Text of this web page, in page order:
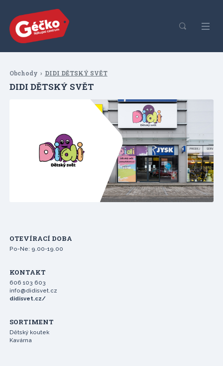
Obchody DIDI DĚTSKÝ SVĚT
DIDI DĚTSKÝ SVĚT
OTEVÍRACÍ DOBA
Po-Ne: 9.00-19.00
KONTAKT
606 103 603
info@didisvet.cz
didisvet.cz/
SORTIMENT
Dětský koutek
Kavárna